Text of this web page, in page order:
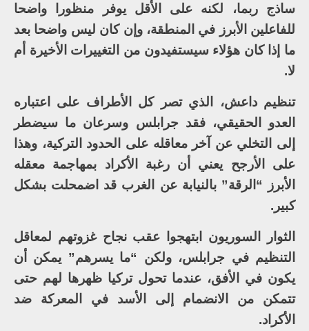
ساذج ربما، لكنه على الأقل يوفر منظورا واضحا
للفاعلين الأبرز في المنطقة، وإن كان ليس واضحا بعد
ما إذا كان هؤلاء سيستفيدون من التغييرات الأخيرة أم
لا.
تنظيم داعش، الذي تصر كل الأطراف على اعتباره
العدو الحقيقي، فقد جرابلس وسرعان ما سيضطر
إلى التخلي عن آخر معاقله على الحدود التركية، وهذا
على الأرجح يعني أن رغبة الأكراد بمهاجمة معقله
الأبرز “الرقة” بالنيابة عن الغرب قد اضمحلت بشكل
كبير.
الثوار السوريون ابتهجوا عقب نجاح غزوتهم لمعاقل
التنظيم في جرابلس، ولكن “ما يسرهم” يمكن أن
يكون في الأفق، عندما تحول تركيا ظهرها لهم حتى
تتمكن من الانضمام إلى الأسد في المعركة ضد
الأكراد.